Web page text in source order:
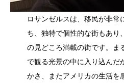
ロサンゼルスは、移民が非常
ち、独特で個性的な街もあり
の見どころ満載の街です。ま
で観る光景の中に入り込んだ
かさ、またアメリカの生活を